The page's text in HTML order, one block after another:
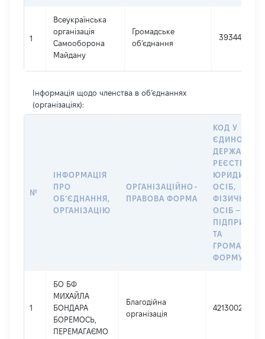
1
Всеукраїнська
організація
Самооборона
Майдану
Громадське
об’єднання
39344056
Інформація щодо членства в об’єднаннях
(організаціях):
№
ІНФОРМАЦІЯ
ПРО
ОБʼЄДНАННЯ,
ОРГАНІЗАЦІЮ
ОРГАНІЗАЦІЙНО-
ПРАВОВА ФОРМА
КОД У
ЄДИНОМУ
РЕЄСТРІ
ОСІБ,
ФІЗИЧНИХ
ОСІБ –
ТА
1
БО БФ
МИХАЙЛА
БОНДАРА
БОРЕМОСЬ,
ПЕРЕМАГАЄМО
Благодійна
організація
42130029